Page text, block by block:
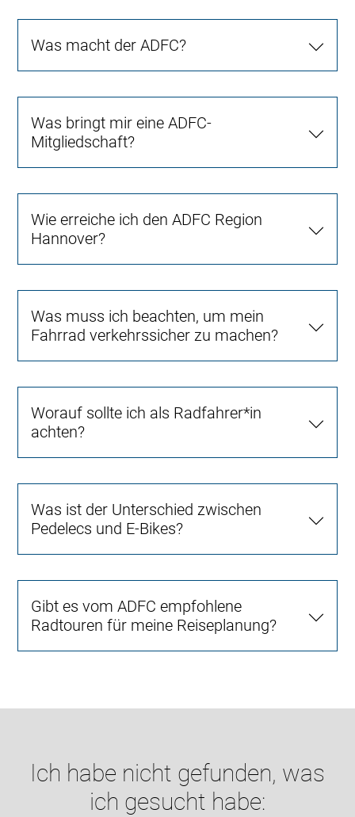
Was macht der ADFC?
Was bringt mir eine ADFC-
Mitgliedschaft?
Wie erreiche ich den ADFC Region
Hannover?
Was muss ich beachten, um mein
Fahrrad verkehrssicher zu machen?
Worauf sollte ich als Radfahrer*in
achten?
Was ist der Unterschied zwischen
Pedelecs und E-Bikes?
Gibt es vom ADFC empfohlene
Radtouren für meine Reiseplanung?
Ich habe nicht gefunden, was
ich gesucht habe: